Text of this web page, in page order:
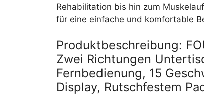
Rehabilitation bis hin zum
für eine einfache und komfortable
Produktbeschreibung:
Zwei Richtungen
Fernbedienung, 15
Display, Rutschfestem